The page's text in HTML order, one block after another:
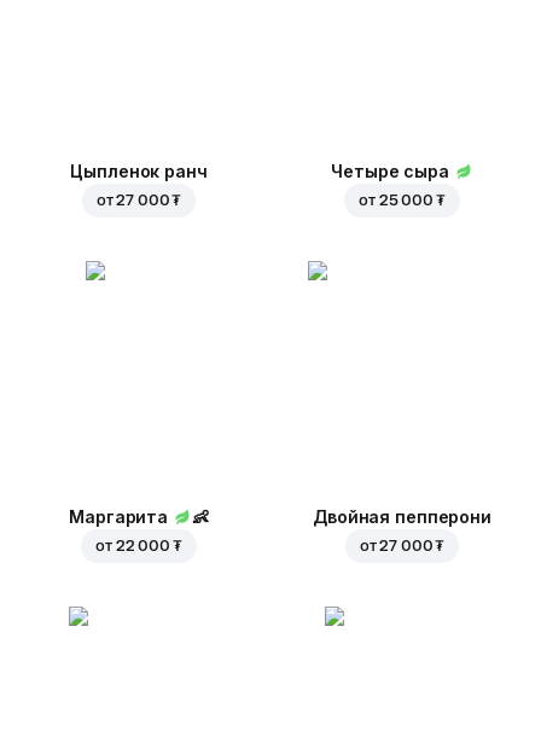
Цыпленок ранч
от27 000 ₮
Четыре сыра
от 25 000 ₮
Маргарита 👶
от 22 000 ₮
Двойная пепперони
от27 000 ₮